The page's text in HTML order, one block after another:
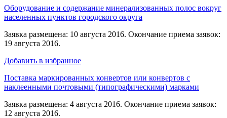
Оборудование и содержание минерализованных полос вокруг
населенных пунктов городского округа
Заявка размещена: 10 августа 2016. Окончание приема заявок:
19 августа 2016.
Добавить в избранное
Поставка маркированных конвертов или конвертов с
наклеенными почтовыми (типографическими) марками
Заявка размещена: 4 августа 2016. Окончание приема заявок:
12 августа 2016.